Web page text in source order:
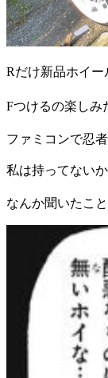
Rだけ新品ホイー
Fつけるの楽しみ
ファミコンで忍
私は持ってない
なんか聞いたこ